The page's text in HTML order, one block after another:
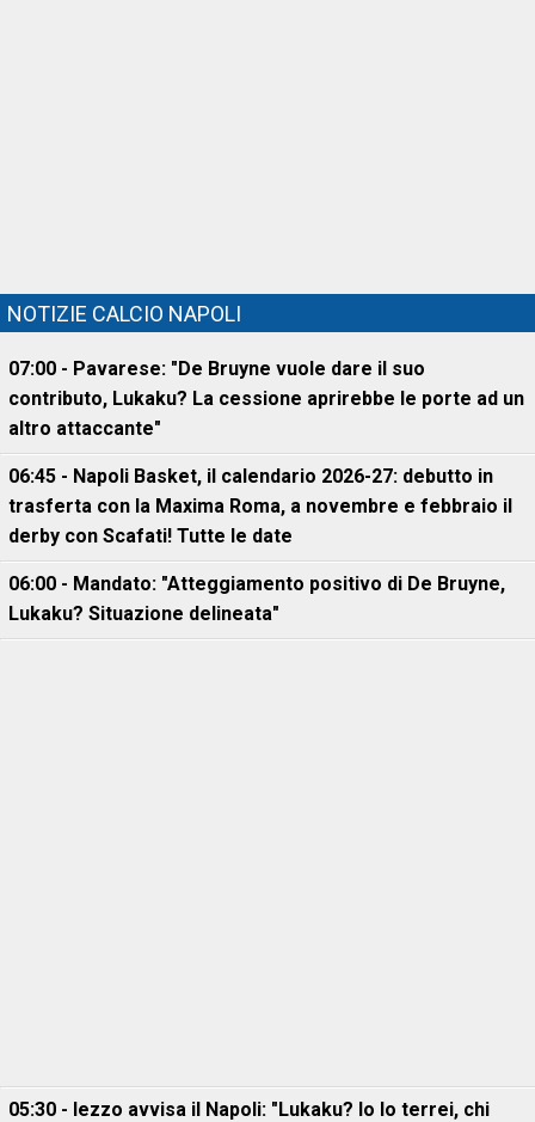
NOTIZIE CALCIO NAPOLI
07:00 - Pavarese: "De Bruyne vuole dare il suo
contributo, Lukaku? La cessione aprirebbe le porte ad un
altro attaccante"
06:45 - Napoli Basket, il calendario 2026-27: debutto in
trasferta con la Maxima Roma, a novembre e febbraio il
derby con Scafati! Tutte le date
06:00 - Mandato: "Atteggiamento positivo di De Bruyne,
Lukaku? Situazione delineata"
05:30 - Iezzo avvisa il Napoli: "Lukaku? Io lo terrei, chi